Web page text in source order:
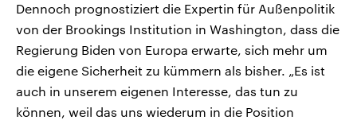
Dennoch prognostiziert die Expertin für Außenpolitik
von der Brookings Institution in Washington, dass die
Regierung Biden von Europa erwarte, sich mehr um
die eigene Sicherheit zu kümmern als bisher. „Es ist
auch in unserem eigenen Interesse, das tun zu
können, weil das uns wiederum in die Position